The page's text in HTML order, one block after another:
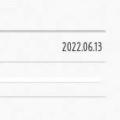
2022.06.13